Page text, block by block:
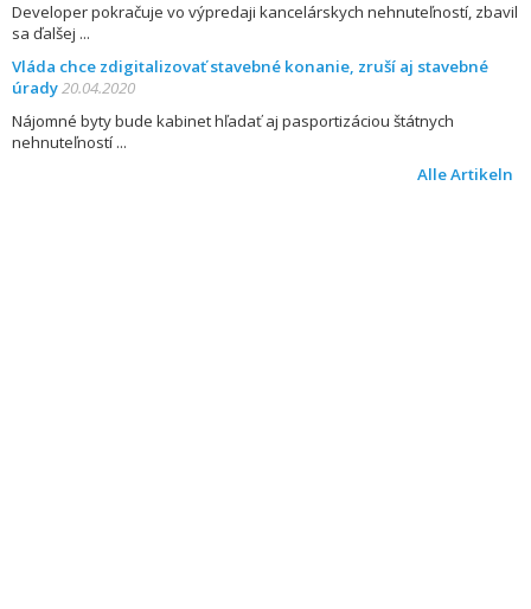
Developer pokračuje vo výpredaji kancelárskych nehnuteľností, zbavil
sa ďalšej
Vláda chce zdigitalizovať stavebné konanie, zruší aj stavebné
úrady20.04.2020
Nájomné byty bude kabinet hľadať aj pasportizáciou štátnych
nehnuteľností
Alle Artikeln